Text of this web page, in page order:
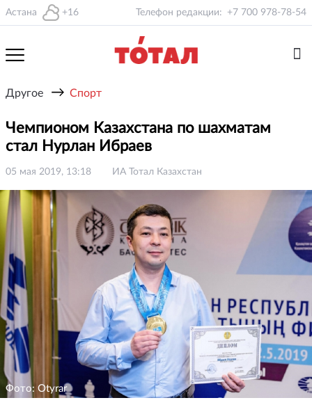
Астана +16 Телефон редакции: +7 700 978-78-54
Другое → Спорт
Чемпионом Казахстана по шахматам
стал Нурлан Ибраев
05 мая 2019, 13:18 ИА Тотал Казахстан
Фото: Otyrar